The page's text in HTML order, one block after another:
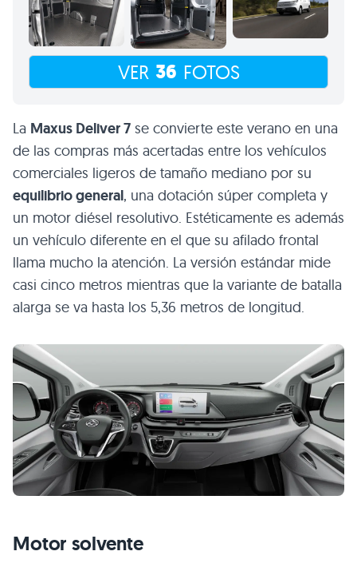
VER 36 FOTOS
La Maxus Deliver 7 se convierte este verano en una
de las compras más acertadas entre los vehículos
comerciales ligeros de tamaño mediano por su
equilibrio general, una dotación súper completa y
un motor diésel resolutivo. Estéticamente es además
un vehículo diferente en el que su afilado frontal
llama mucho la atención. La versión estándar mide
casi cinco metros mientras que la variante de batalla
alarga se va hasta los 5,36 metros de longitud.
Motor solvente